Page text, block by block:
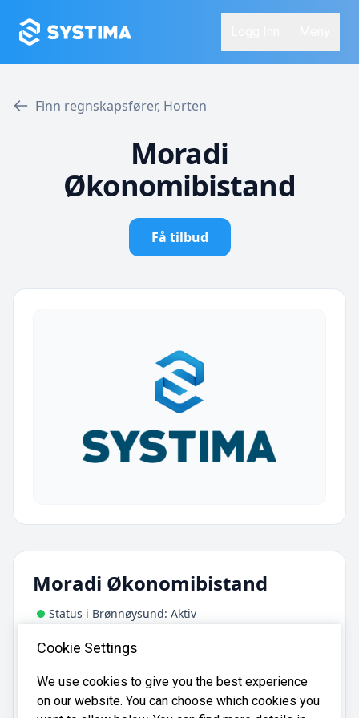
Finn regnskapsfører, Horten
Moradi
Økonomibistand
Få tilbud
Moradi Økonomibistand
Status i Brønnøysund: Aktiv
Adresse:
Sørbygata 42, 3187 Horten
Moradi Økonomibistand er registrert i
Cookie Settings
We use cookies to give you the best experience
on our website. You can choose which cookies you